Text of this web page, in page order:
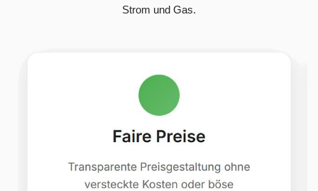
Strom und Gas.